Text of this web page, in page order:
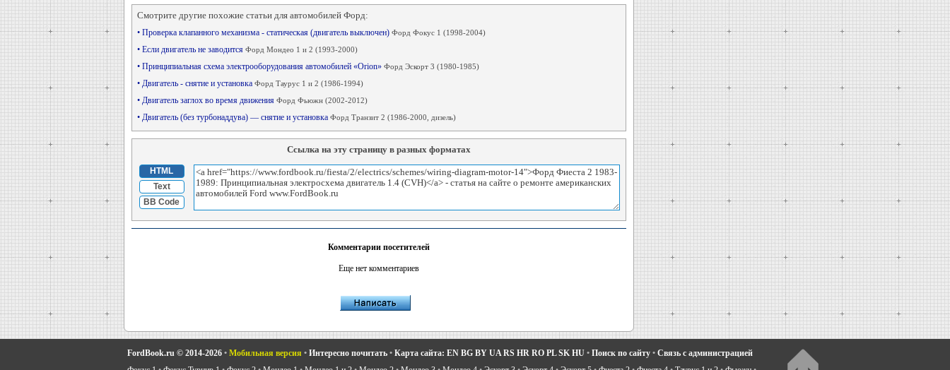
Смотрите другие похожие статьи для автомобилей Форд:
• Проверка клапанного механизма - статическая (двигатель выключен) Форд Фокус 1 (1998-2004)
• Если двигатель не заводится Форд Мондео 1 и 2 (1993-2000)
• Принципиальная схема электрооборудования автомобилей «Orion» Форд Эскорт 3 (1980-1985)
• Двигатель - снятие и установка Форд Таурус 1 и 2 (1986-1994)
• Двигатель заглох во время движения Форд Фьюжн (2002-2012)
• Двигатель (без турбонаддува) — снятие и установка Форд Транзит 2 (1986-2000, дизель)
Ссылка на эту страницу в разных форматах
HTML
Text
BB Code
Комментарии посетителей
Еще нет комментариев
FordBook.ru © 2014-2026 • Мобильная версия • Интересно почитать • Карта сайта: EN BG BY UA RS HR RO PL SK HU • Поиск по сайту • Связь с администрацией